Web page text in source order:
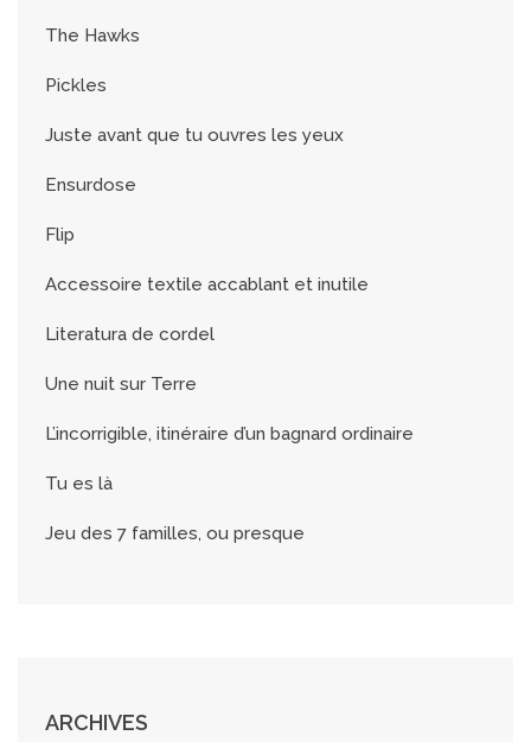
The Hawks
Pickles
Juste avant que tu ouvres les yeux
Ensurdose
Flip
Accessoire textile accablant et inutile
Literatura de cordel
Une nuit sur Terre
L’incorrigible, itinéraire d’un bagnard ordinaire
Tu es là
Jeu des 7 familles, ou presque
ARCHIVES